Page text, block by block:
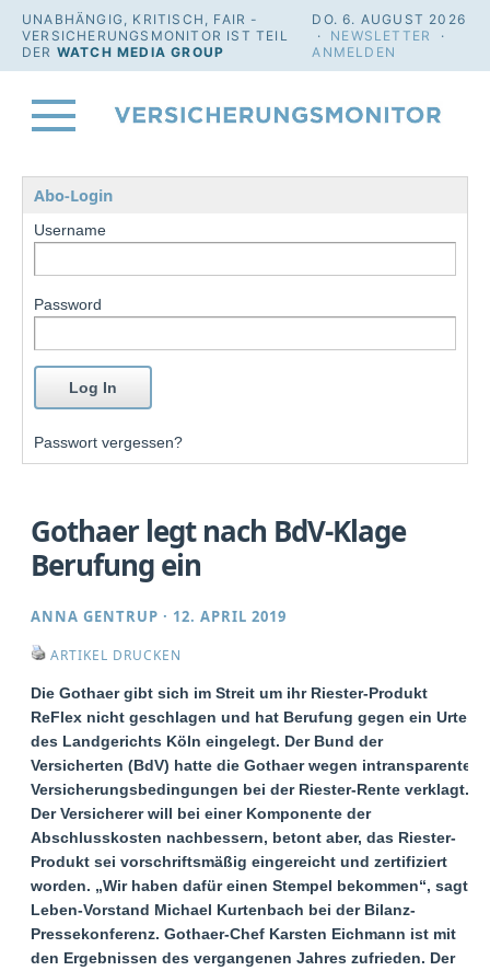
UNABHÄNGIG, KRITISCH, FAIR -
VERSICHERUNGSMONITOR IST TEIL
DER WATCH MEDIA GROUP
DO. 6. AUGUST 2026
· NEWSLETTER
·
ANMELDEN
Abo-Login
Username
Password
Passwort vergessen?
Gothaer legt nach BdV-Klage
Berufung ein
ANNA GENTRUP · 12. APRIL 2019
ARTIKEL DRUCKEN
Die Gothaer gibt sich im Streit um ihr Riester-Produkt
ReFlex nicht geschlagen und hat Berufung gegen ein Urteil
des Landgerichts Köln eingelegt. Der Bund der
Versicherten (BdV) hatte die Gothaer wegen intransparenter
Versicherungsbedingungen bei der Riester-Rente verklagt.
Der Versicherer will bei einer Komponente der
Abschlusskosten nachbessern, betont aber, das Riester-
Produkt sei vorschriftsmäßig eingereicht und zertifiziert
worden. „Wir haben dafür einen Stempel bekommen“, sagt
Leben-Vorstand Michael Kurtenbach bei der Bilanz-
Pressekonferenz. Gothaer-Chef Karsten Eichmann ist mit
den Ergebnissen des vergangenen Jahres zufrieden. Der